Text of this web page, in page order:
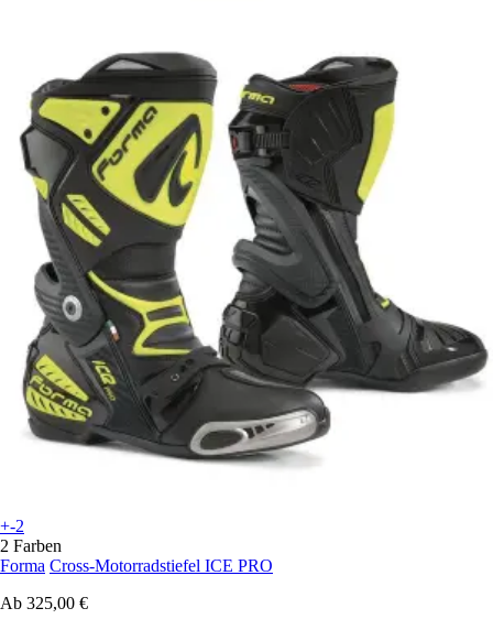
+-2
2 Farben
Forma Cross-Motorradstiefel ICE PRO
Ab 325,00 €